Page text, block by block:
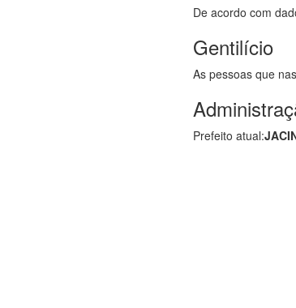
De acordo com
Gentilício
As pessoas que
Prefeito atual: